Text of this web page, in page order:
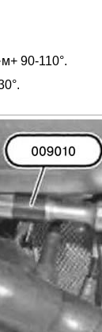
90-110°.